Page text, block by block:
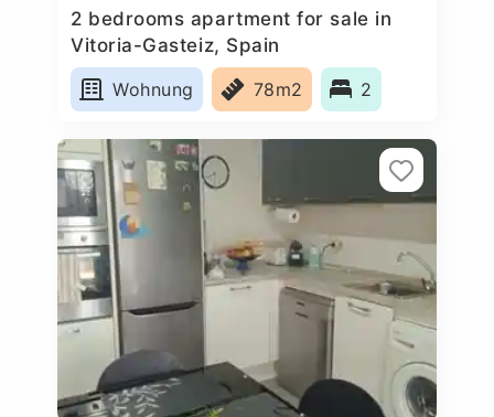
2 bedrooms apartment for sale in
Vitoria-Gasteiz, Spain
Wohnung
78m2 2